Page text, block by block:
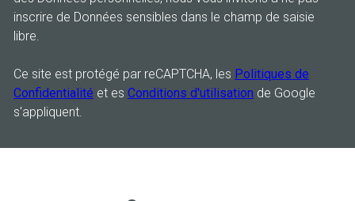
inscrire de Données sensibles dans le champ de saisie
libre.
Ce site est protégé par reCAPTCHA, les Politiques de
Confidentialité et es Conditions d'utilisation de Google
s'appliquent.